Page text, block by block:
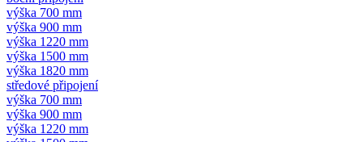
výška 700 mm
výška 900 mm
výška 1220 mm
výška 1500 mm
výška 1820 mm
středové připojení
výška 700 mm
výška 900 mm
výška 1220 mm